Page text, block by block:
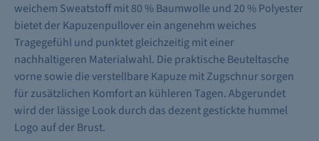
weichem Sweatstoff mit 80 % Baumwolle und 20 % Polyester
bietet der Kapuzenpullover ein angenehm weiches
Tragegefühl und punktet gleichzeitig mit einer
nachhaltigeren Materialwahl. Die praktische Beuteltasche
vorne sowie die verstellbare Kapuze mit Zugschnur sorgen
für zusätzlichen Komfort an kühleren Tagen. Abgerundet
wird der lässige Look durch das dezent gestickte hummel
Logo auf der Brust.